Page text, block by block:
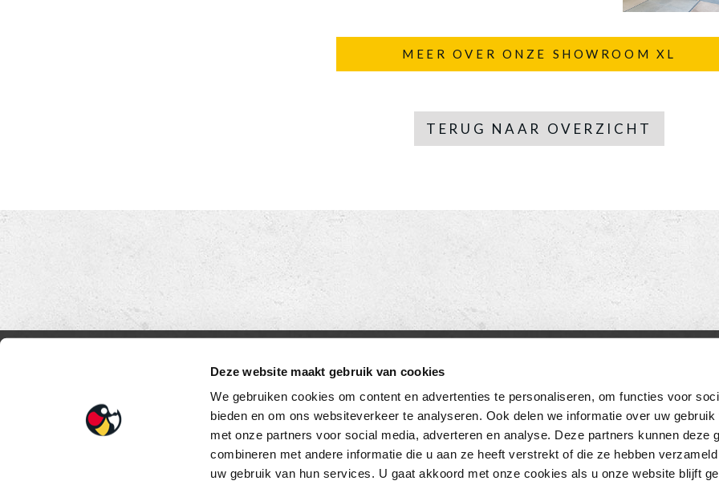
Deze website maakt gebruik van cookies
We gebruiken cookies om content en advertenties te personaliseren, om functies voor
bieden en om ons websiteverkeer te analyseren. Ook delen we informatie over uw
met onze partners voor social media, adverteren en analyse. Deze partners kunnen deze
combineren met andere informatie die u aan ze heeft verstrekt of die ze hebben
uw gebruik van hun services. U gaat akkoord met onze cookies als u onze website blijft
MEER OVER ONZE SHOWROOM XL
TERUG NAAR OVERZICHT
Loetino Ceramics BV
Duinweg 18
5482 VR Schijndel
Tel:+31 (0) 73 549 46 54
E-mail:info@loetino.nl
MAANDAG T/M VRIJDAG
08.00 TOT 17.00 UUR
ZATERDAG (enkel showroom)
09.00 TOT 12.00 UUR
ZONDAG